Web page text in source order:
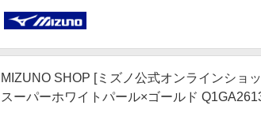
MIZUNO SHOP [ミズノ公式オンラインショ
スーパーホワイトパール×ゴールド